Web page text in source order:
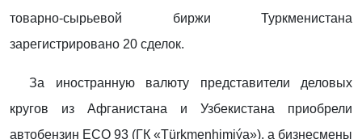
товарно-сырьевой биржи Туркменистана
зарегистрировано 20 сделок.
За иностранную валюту представители деловых
кругов из Афганистана и Узбекистана приобрели
автобензин ECO 93 (ГК «Türkmenhimiýa»), а бизнесмены